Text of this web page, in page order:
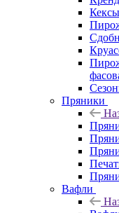
Кексы
Пряники
Вафли